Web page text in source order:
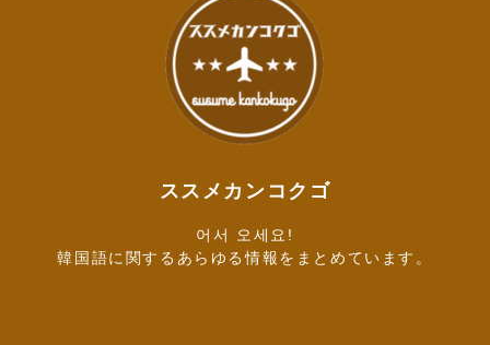
ススメカンコクゴ
어서 오세요!
韓国語に関するあらゆる情報をまとめています。